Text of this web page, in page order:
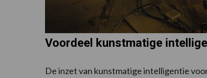
Voordeel kunstmatige
De inzet van kunstmatige intelligentie